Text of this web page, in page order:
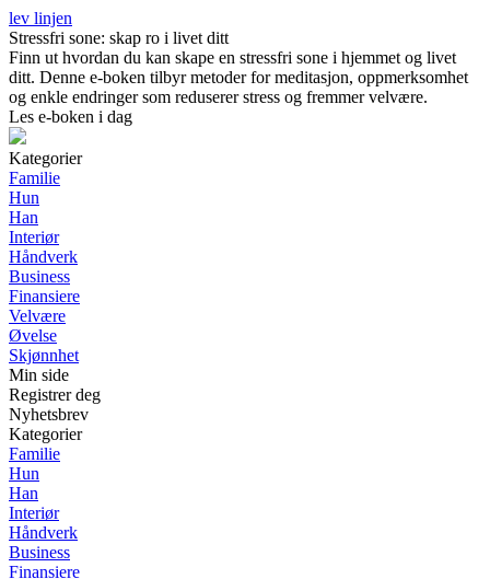
lev linjen
Stressfri sone: skap ro i livet ditt
Finn ut hvordan du kan skape en stressfri sone i hjemmet og livet
ditt. Denne e-boken tilbyr metoder for meditasjon, oppmerksomhet
og enkle endringer som reduserer stress og fremmer velvære.
Les e-boken i dag
Kategorier
Familie
Hun
Han
Interiør
Håndverk
Business
Finansiere
Velvære
Øvelse
Skjønnhet
Min side
Registrer deg
Nyhetsbrev
Kategorier
Familie
Hun
Han
Interiør
Håndverk
Business
Finansiere